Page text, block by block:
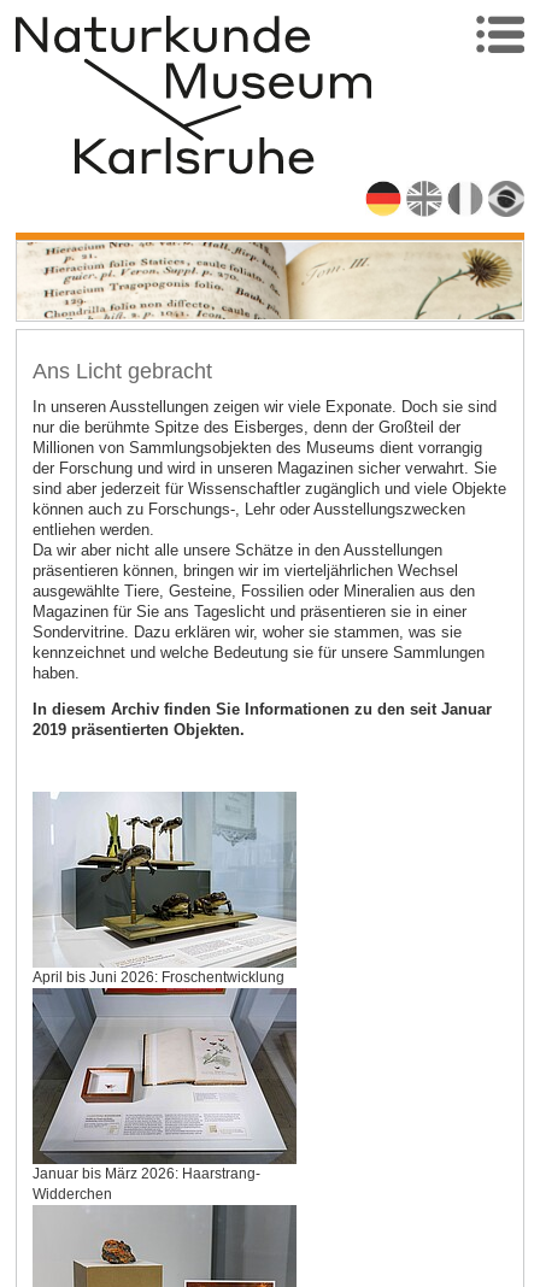
Ans Licht gebracht
In unseren Ausstellungen zeigen wir viele Exponate. Doch sie sind
nur die berühmte Spitze des Eisberges, denn der Großteil der
Millionen von Sammlungsobjekten des Museums dient vorrangig
der Forschung und wird in unseren Magazinen sicher verwahrt. Sie
sind aber jederzeit für Wissenschaftler zugänglich und viele Objekte
können auch zu Forschungs-, Lehr oder Ausstellungszwecken
entliehen werden.
Da wir aber nicht alle unsere Schätze in den Ausstellungen
präsentieren können, bringen wir im vierteljährlichen Wechsel
ausgewählte Tiere, Gesteine, Fossilien oder Mineralien aus den
Magazinen für Sie ans Tageslicht und präsentieren sie in einer
Sondervitrine. Dazu erklären wir, woher sie stammen, was sie
kennzeichnet und welche Bedeutung sie für unsere Sammlungen
haben.
In diesem Archiv finden Sie Informationen zu den seit Januar
2019 präsentierten Objekten.
April bis Juni 2026: Froschentwicklung
Januar bis März 2026: Haarstrang-
Widderchen